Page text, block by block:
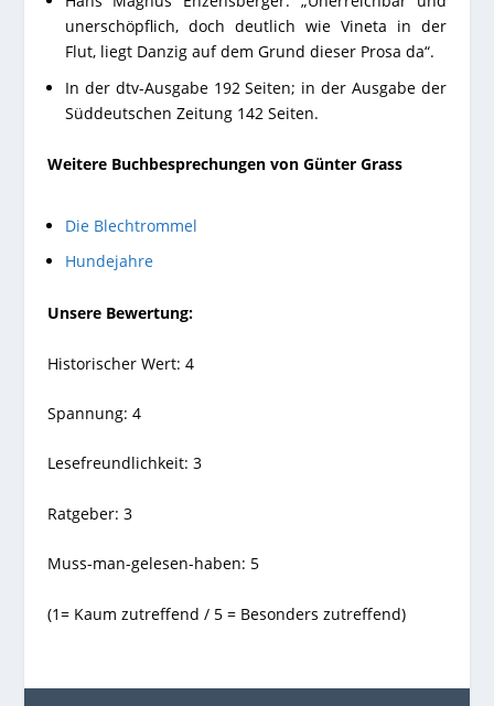
unerschöpflich, doch deutlich wie Vineta in der
Flut, liegt Danzig auf dem Grund dieser Prosa da“.
In der dtv-Ausgabe 192 Seiten; in der Ausgabe der
Süddeutschen Zeitung 142 Seiten.
Weitere Buchbesprechungen von Günter Grass
Die Blechtrommel
Hundejahre
Unsere Bewertung:
Historischer Wert: 4
Spannung: 4
Lesefreundlichkeit: 3
Ratgeber: 3
Muss-man-gelesen-haben: 5
(1= Kaum zutreffend / 5 = Besonders zutreffend)